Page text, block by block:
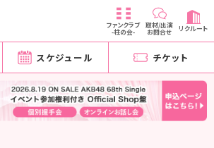
ファンクラブ
-柱の会-
取材/出演
お問合せ リクルート
スケジュール チケット